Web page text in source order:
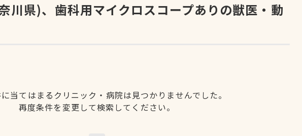
川県)、歯科用マイクロスコープありの獣医・動
当てはまるクリニック・病院は見つかりませんでした。
再度条件を変更して検索してください。